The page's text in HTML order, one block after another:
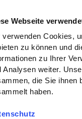
Webseite
verwenden Cookies,
zu können und
zu Ihrer
Analysen weiter.
die Sie ihnen
haben.